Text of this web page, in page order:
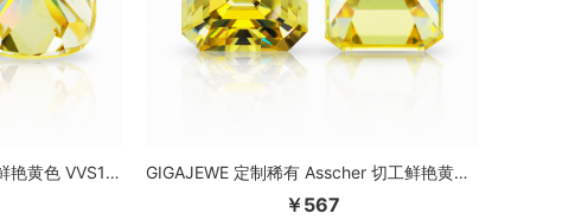
GIGAJEWE 定制碎冰垫切割鲜艳黄色 VVS1 莫桑石裸钻测试通过宝石用于珠宝制作 GIGAJEWE 定制稀有 Asscher 切工鲜艳黄色 VVS1 莫桑石裸钻测试通过宝石用于珠宝制作
￥567